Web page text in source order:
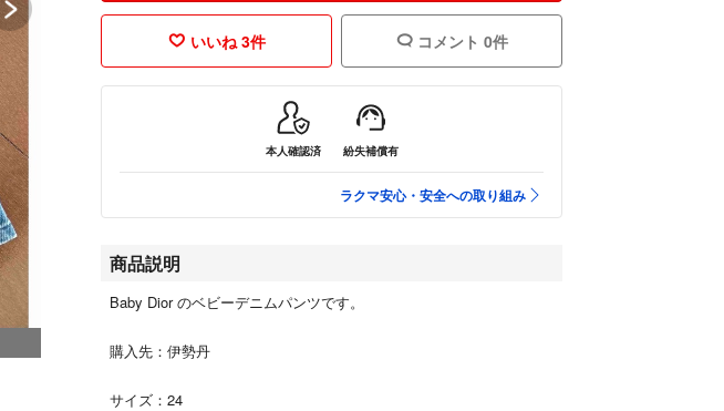
いいね 3件 コメント 0件
本人確認済 紛失補償有
ラクマ安心・安全への取り組み
商品説明
Baby Dior のベビーデニムパンツです。
購入先：伊勢丹
サイズ：24